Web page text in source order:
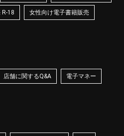
R-18 女性向け電子書籍販売
店舗に関するQ&A 電子マネー